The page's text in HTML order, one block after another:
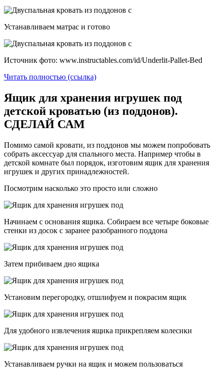
Устанавливаем матрас и готово
Источник фото: www.instructables.com/id/Underlit-Pallet-Bed
Читать полностью (ссылка)
Ящик для хранения игрушек под
детской кроватью (из поддонов).
СДЕЛАЙ САМ
Помимо самой кровати, из поддонов мы можем попробовать
собрать аксессуар для спального места. Например чтобы в
детской комнате был порядок, изготовим ящик для хранения
игрушек и других принадлежностей.
Посмотрим насколько это просто или сложно
Начинаем с основания ящика. Собираем все четыре боковые
стенки из досок с заранее разобранного поддона
Затем прибиваем дно ящика
Установим перегородку, отшлифуем и покрасим ящик
Для удобного извлечения ящика прикрепляем колесики
Устанавливаем ручки на ящик и можем пользоваться